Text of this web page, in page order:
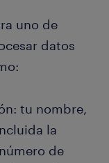
uno de
datos
tu nombre,
la
de